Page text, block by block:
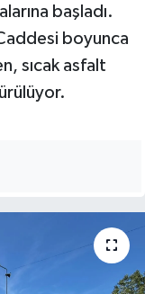
başladı.
boyunca
sıcak asfalt